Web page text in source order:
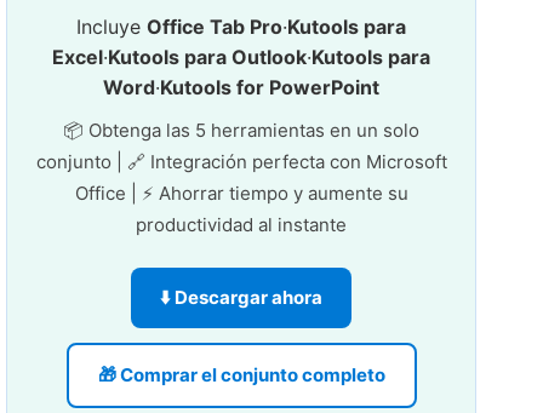
Incluye Office Tab Pro·Kutools para
Excel·Kutools para Outlook·Kutools para
Word·Kutools for PowerPoint
📦 Obtenga las 5 herramientas en un solo
conjunto | 🔗 Integración perfecta con Microsoft
Office | ⚡ Ahorrar tiempo y aumente su
productividad al instante
⬇️ Descargar ahora
🎁 Comprar el conjunto completo